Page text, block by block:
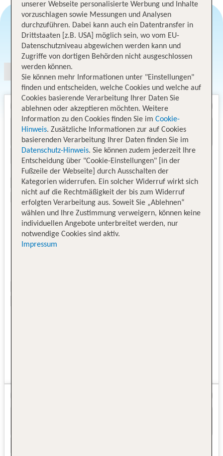
Angebotsauswahl
unserer Webseite personalisierte Werbung und Inhalte
vorzuschlagen sowie Messungen und Analysen
durchzuführen. Dabei kann auch ein Datentransfer in
Drittstaaten [z.B. USA] möglich sein, wo vom EU-
Datenschutzniveau abgewichen werden kann und
Zugriffe von dortigen Behörden nicht ausgeschlossen
werden können.
Sie können mehr Informationen unter "Einstellungen"
finden und entscheiden, welche Cookies und welche auf
Cookies basierende Verarbeitung Ihrer Daten Sie
ablehnen oder akzeptieren möchten. Weitere
Information zu den Cookies finden Sie im Cookie-
Hinweis. Zusätzliche Informationen zur auf Cookies
basierenden Verarbeitung Ihrer Daten finden Sie im
Datenschutz-Hinweis. Sie können zudem jederzeit Ihre
Entscheidung über "Cookie-Einstellungen" [in der
Fußzeile der Webseite] durch Ausschalten der
Kategorien widerrufen. Ein solcher Widerruf wirkt sich
nicht auf die Rechtmäßigkeit der bis zum Widerruf
erfolgten Verarbeitung aus. Soweit Sie „Ablehnen“
wählen und Ihre Zustimmung verweigern, können keine
individuellen Angebote unterbreitet werden, nur
notwendige Cookies sind aktiv.
Impressum